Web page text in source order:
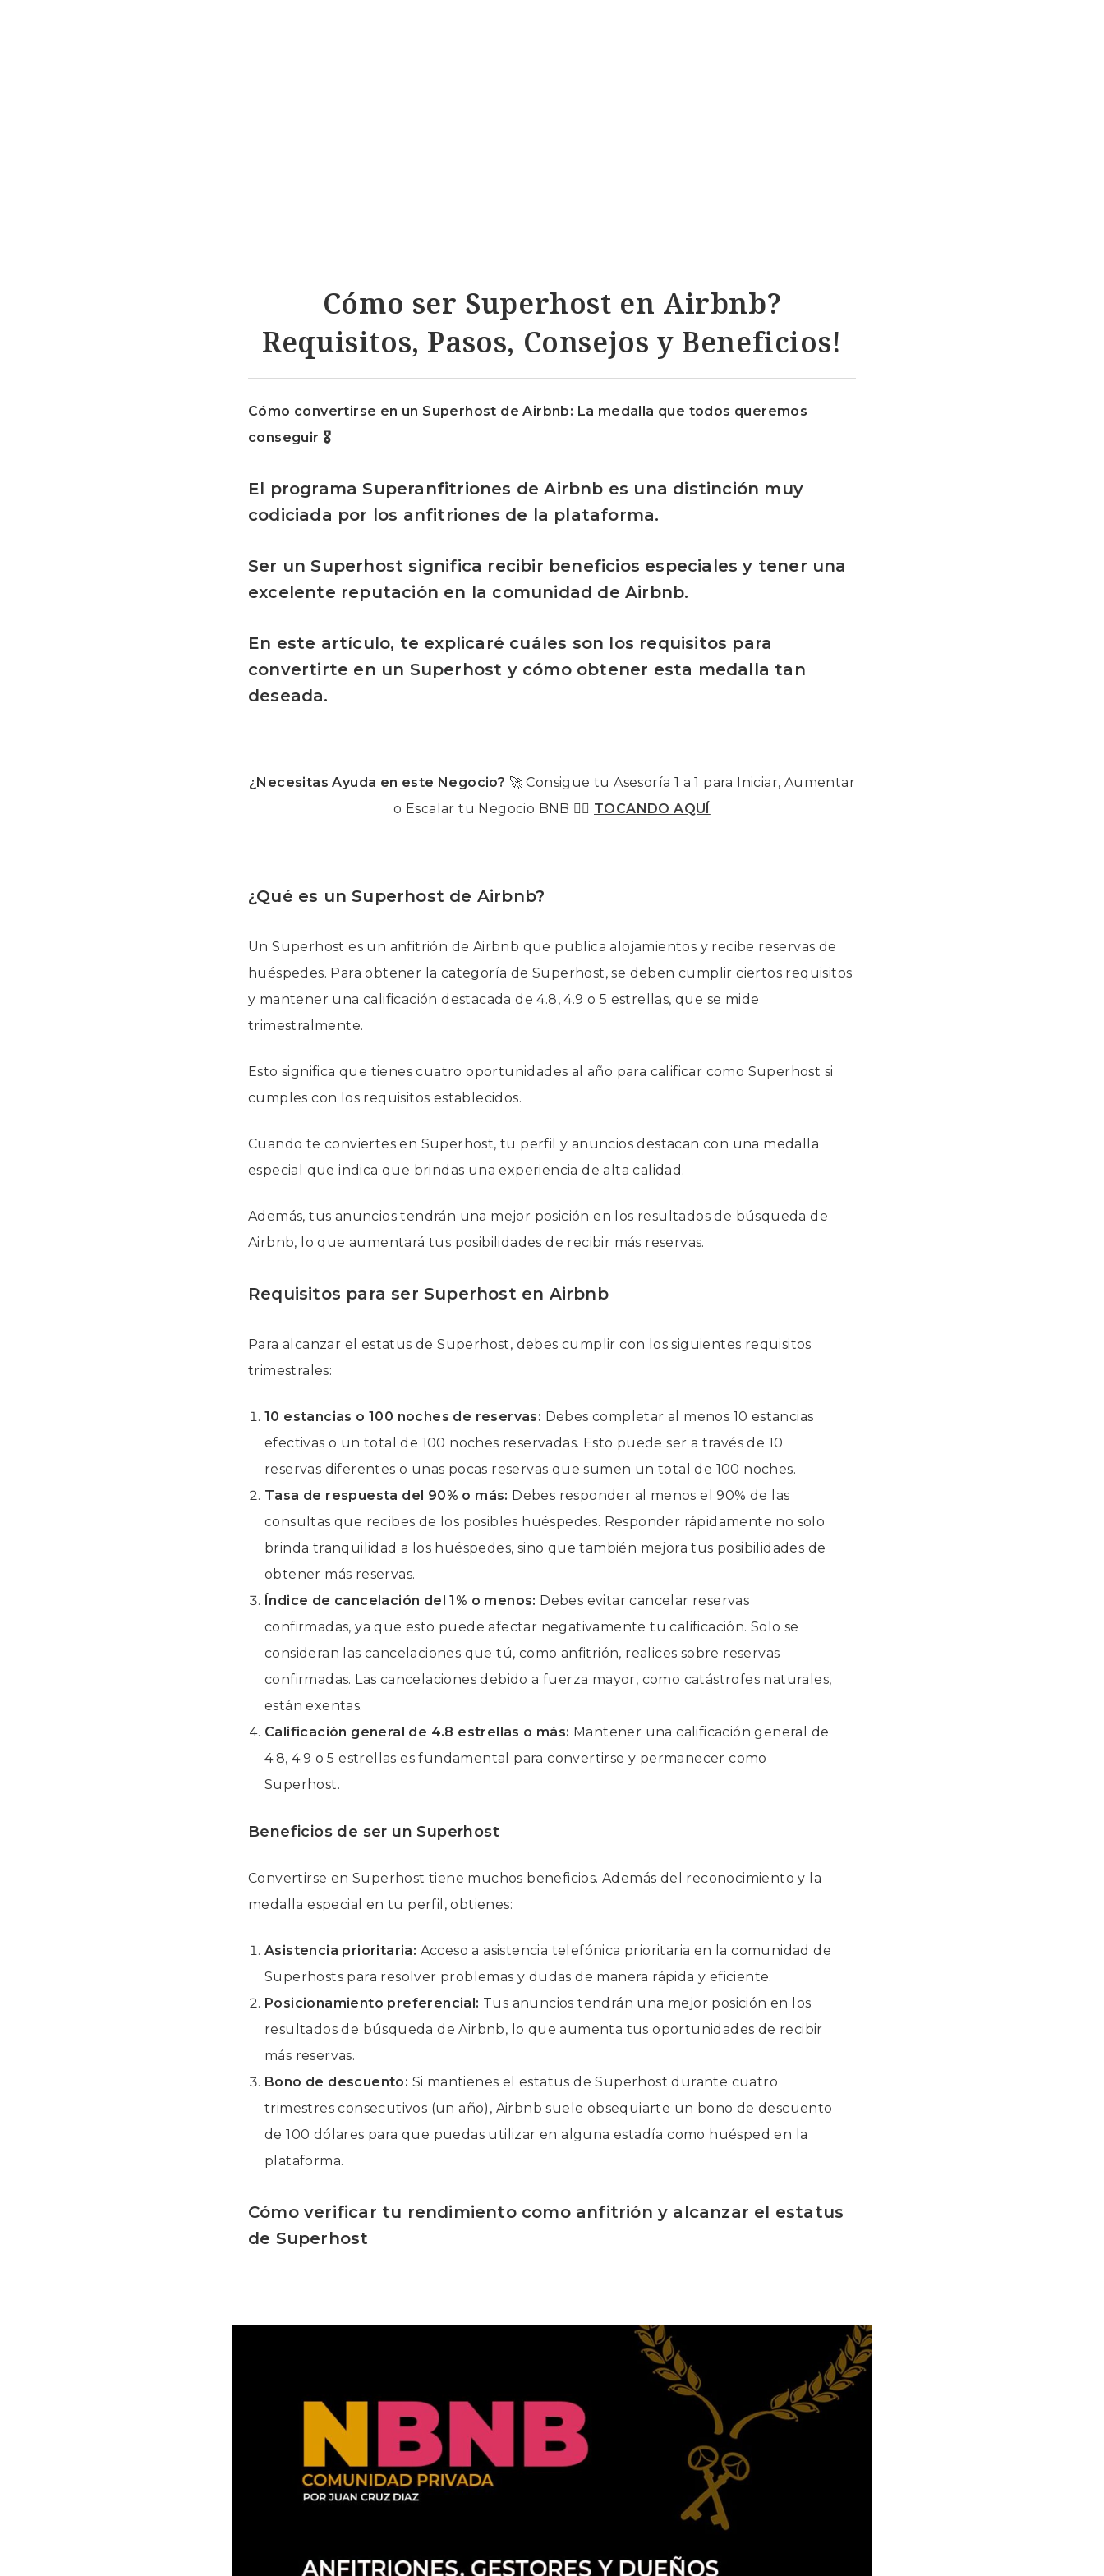
Cómo ser Superhost en Airbnb?
Requisitos, Pasos, Consejos y Beneficios!
Cómo convertirse en un Superhost de Airbnb: La medalla que todos queremos
conseguir 🎖
El programa Superanfitriones de Airbnb es una distinción muy
codiciada por los anfitriones de la plataforma.
Ser un Superhost significa recibir beneficios especiales y tener una
excelente reputación en la comunidad de Airbnb.
En este artículo, te explicaré cuáles son los requisitos para
convertirte en un Superhost y cómo obtener esta medalla tan
deseada.
¿Necesitas Ayuda en este Negocio? 🚀 Consigue tu Asesoría 1 a 1 para Iniciar, Aumentar
o Escalar tu Negocio BNB 👉🏽 TOCANDO AQUÍ
¿Qué es un Superhost de Airbnb?
Un Superhost es un anfitrión de Airbnb que publica alojamientos y recibe reservas de
huéspedes. Para obtener la categoría de Superhost, se deben cumplir ciertos requisitos
y mantener una calificación destacada de 4.8, 4.9 o 5 estrellas, que se mide
trimestralmente.
Esto significa que tienes cuatro oportunidades al año para calificar como Superhost si
cumples con los requisitos establecidos.
Cuando te conviertes en Superhost, tu perfil y anuncios destacan con una medalla
especial que indica que brindas una experiencia de alta calidad.
Además, tus anuncios tendrán una mejor posición en los resultados de búsqueda de
Airbnb, lo que aumentará tus posibilidades de recibir más reservas.
Requisitos para ser Superhost en Airbnb
Para alcanzar el estatus de Superhost, debes cumplir con los siguientes requisitos
trimestrales:
10 estancias o 100 noches de reservas: Debes completar al menos 10 estancias
efectivas o un total de 100 noches reservadas. Esto puede ser a través de 10
reservas diferentes o unas pocas reservas que sumen un total de 100 noches.
Tasa de respuesta del 90% o más: Debes responder al menos el 90% de las
consultas que recibes de los posibles huéspedes. Responder rápidamente no solo
brinda tranquilidad a los huéspedes, sino que también mejora tus posibilidades de
obtener más reservas.
Índice de cancelación del 1% o menos: Debes evitar cancelar reservas
confirmadas, ya que esto puede afectar negativamente tu calificación. Solo se
consideran las cancelaciones que tú, como anfitrión, realices sobre reservas
confirmadas. Las cancelaciones debido a fuerza mayor, como catástrofes naturales,
están exentas.
Calificación general de 4.8 estrellas o más: Mantener una calificación general de
4.8, 4.9 o 5 estrellas es fundamental para convertirse y permanecer como
Superhost.
Beneficios de ser un Superhost
Convertirse en Superhost tiene muchos beneficios. Además del reconocimiento y la
medalla especial en tu perfil, obtienes:
Asistencia prioritaria: Acceso a asistencia telefónica prioritaria en la comunidad de
Superhosts para resolver problemas y dudas de manera rápida y eficiente.
Posicionamiento preferencial: Tus anuncios tendrán una mejor posición en los
resultados de búsqueda de Airbnb, lo que aumenta tus oportunidades de recibir
más reservas.
Bono de descuento: Si mantienes el estatus de Superhost durante cuatro
trimestres consecutivos (un año), Airbnb suele obsequiarte un bono de descuento
de 100 dólares para que puedas utilizar en alguna estadía como huésped en la
plataforma.
Cómo verificar tu rendimiento como anfitrión y alcanzar el estatus
de Superhost